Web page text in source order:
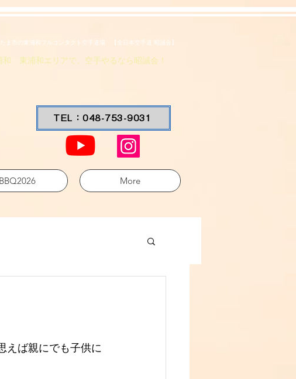
たま市の東浦和フルコンタクト空手道場 【全日本空手道 昭誠会】
和 東浦和エリアで、空手やるなら昭誠会！
TEL：048-753-9031
BBQ2026 More
えば親にでも子供に